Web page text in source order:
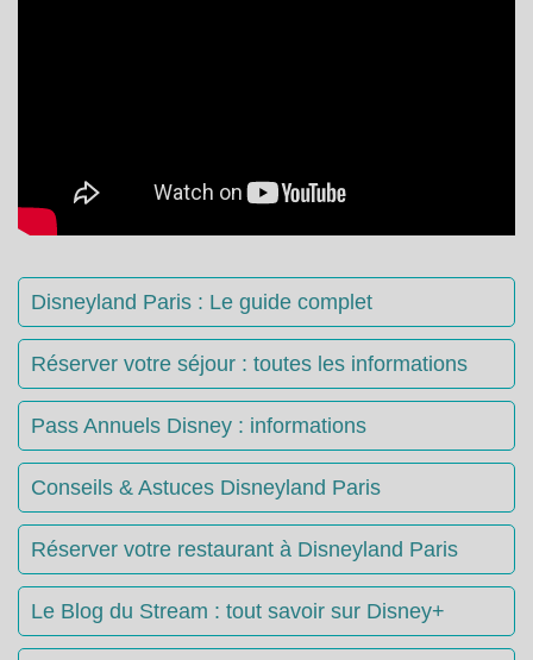
Disneyland Paris : Le guide complet
Réserver votre séjour : toutes les informations
Pass Annuels Disney : informations
Conseils & Astuces Disneyland Paris
Réserver votre restaurant à Disneyland Paris
Le Blog du Stream : tout savoir sur Disney+